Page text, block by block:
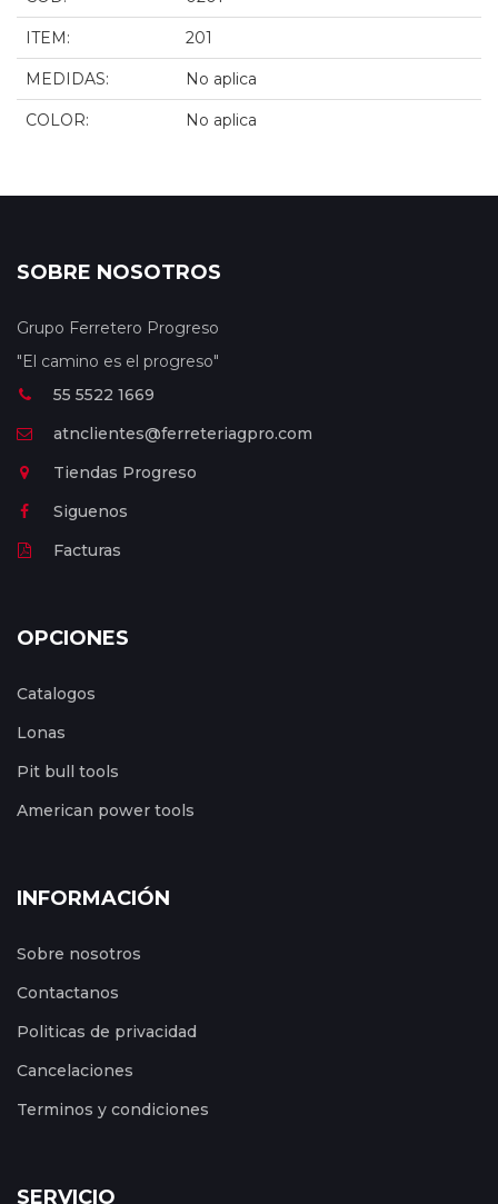
ITEM: 201
MEDIDAS: No aplica
COLOR: No aplica
SOBRE NOSOTROS
Grupo Ferretero Progreso
"El camino es el progreso"
55 5522 1669
atnclientes@ferreteriagpro.com
Tiendas Progreso
Siguenos
Facturas
OPCIONES
Catalogos
Lonas
Pit bull tools
American power tools
INFORMACIÓN
Sobre nosotros
Contactanos
Politicas de privacidad
Cancelaciones
Terminos y condiciones
SERVICIO